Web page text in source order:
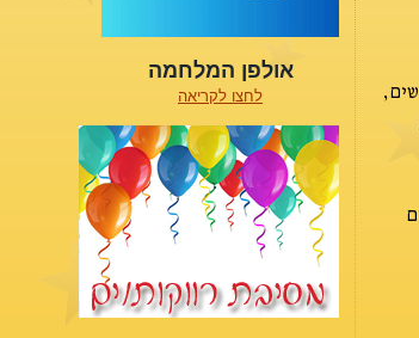
אולפן המלחמה
לחצו לקריאה